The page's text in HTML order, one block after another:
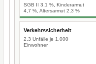
SGB II 3,1 %, Kinderarmut
4,7 %, Altersarmut 2,3 %
Verkehrssicherheit
2,3 Unfälle je 1.000
Einwohner